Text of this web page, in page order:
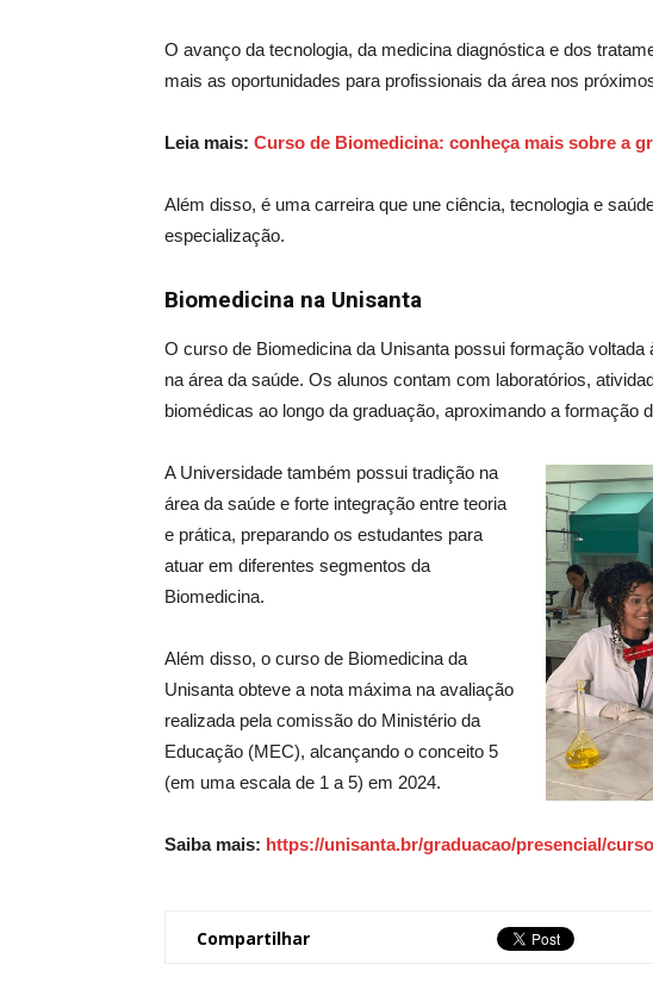
O avanço da tecnologia, da medicina diagnóstica e dos
mais as oportunidades para profissionais da área nos
Leia mais: Curso de Biomedicina: conheça mais sobre a
Além disso, é uma carreira que une ciência, tecnologia e
especialização.
Biomedicina na Unisanta
O curso de Biomedicina da Unisanta possui formação
na área da saúde. Os alunos contam com laboratórios,
biomédicas ao longo da graduação, aproximando a formação
A Universidade também possui tradição na
área da saúde e forte integração entre teoria
e prática, preparando os estudantes para
atuar em diferentes segmentos da
Biomedicina.
Além disso, o curso de Biomedicina da
Unisanta obteve a nota máxima na avaliação
realizada pela comissão do Ministério da
Educação (MEC), alcançando o conceito 5
(em uma escala de 1 a 5) em 2024.
Saiba mais: https://unisanta.br/graduacao/presencial/
Compartilhar